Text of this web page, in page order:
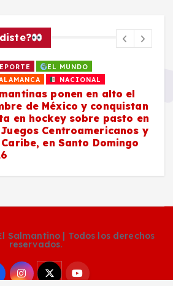
EL MUNDO
NACIONAL
ponen en alto el
de México y conquistan
en hockey sobre pasto en
Centroamericanos y
en Santo Domingo
Salmantino | Todos los derechos
reservados.